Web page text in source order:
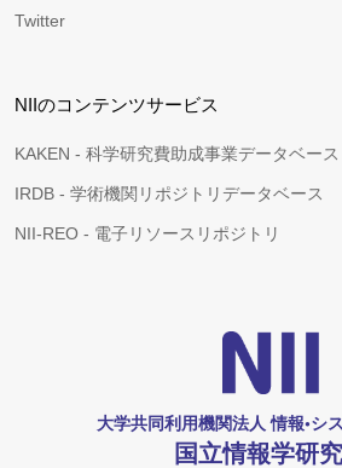
Twitter
NIIのコンテンツサービス
KAKEN - 科学研究費助成事業データベース
IRDB - 学術機関リポジトリデータベース
NII-REO - 電子リソースリポジトリ
大学共同利用機関法人 情報•シ
国立情報学研